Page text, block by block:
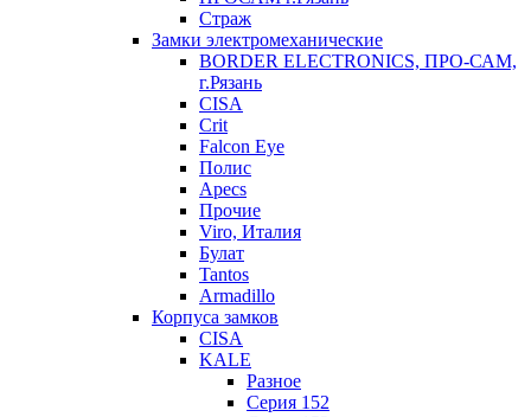
Страж
Замки электромеханические
BORDER ELECTRONICS, ПРО-САМ,
г.Рязань
CISA
Crit
Falcon Eye
Полис
Apecs
Прочие
Viro, Италия
Булат
Tantos
Armadillo
Корпуса замков
CISA
KALE
Разное
Серия 152